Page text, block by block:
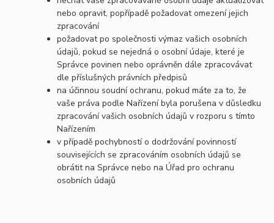
nebo opravit, popřípadě požadovat omezení jejich
zpracování
požadovat po společnosti výmaz vašich osobních
údajů, pokud se nejedná o osobní údaje, které je
Správce povinen nebo oprávněn dále zpracovávat
dle příslušných právních předpisů
na účinnou soudní ochranu, pokud máte za to, že
vaše práva podle Nařízení byla porušena v důsledku
zpracování vašich osobních údajů v rozporu s tímto
Nařízením
v případě pochybností o dodržování povinností
souvisejících se zpracováním osobních údajů se
obrátit na Správce nebo na Úřad pro ochranu
osobních údajů